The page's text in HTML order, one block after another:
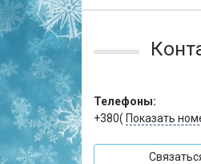
Телефоны:
+380( Показать